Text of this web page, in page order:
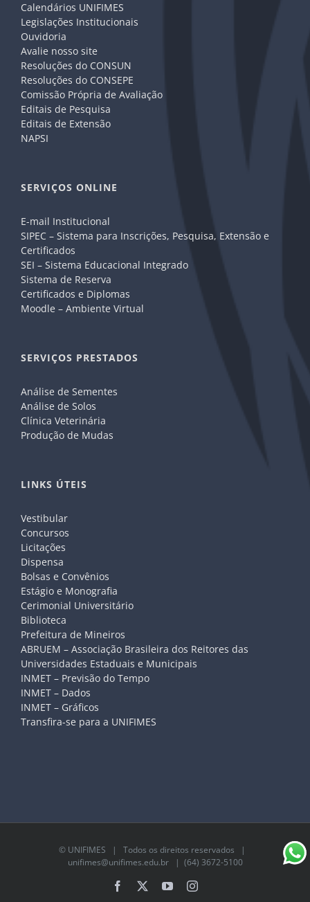
Calendários UNIFIMES
Legislações Institucionais
Ouvidoria
Avalie nosso site
Resoluções do CONSUN
Resoluções do CONSEPE
Comissão Própria de Avaliação
Editais de Pesquisa
Editais de Extensão
NAPSI
SERVIÇOS ONLINE
E-mail Institucional
SIPEC – Sistema para Inscrições, Pesquisa, Extensão e
Certificados
SEI – Sistema Educacional Integrado
Sistema de Reserva
Certificados e Diplomas
Moodle – Ambiente Virtual
SERVIÇOS PRESTADOS
Análise de Sementes
Análise de Solos
Clínica Veterinária
Produção de Mudas
LINKS ÚTEIS
Vestibular
Concursos
Licitações
Dispensa
Bolsas e Convênios
Estágio e Monografia
Cerimonial Universitário
Biblioteca
Prefeitura de Mineiros
ABRUEM – Associação Brasileira dos Reitores das
Universidades Estaduais e Municipais
INMET – Previsão do Tempo
INMET – Dados
INMET – Gráficos
Transfira-se para a UNIFIMES
© UNIFIMES | Todos os direitos reservados |
unifimes@unifimes.edu.br| (64) 3672-5100
Facebook YouTubeInstagram